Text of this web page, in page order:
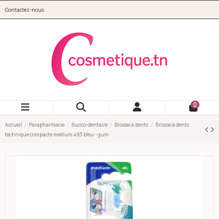
Contactez-nous
0
Accueil Parapharmacie Bucco-dentaire Brosse à dents
Brosse à dents
technique compacte medium 493 bleu - gum